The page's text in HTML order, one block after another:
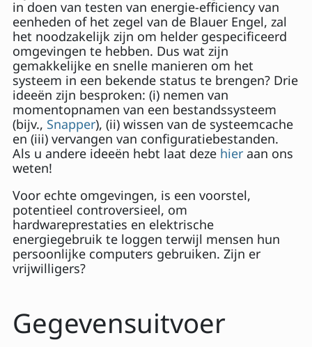
in doen van testen van energie-efficiency van
eenheden of het zegel van de Blauer Engel, zal
het noodzakelijk zijn om helder gespecificeerd
omgevingen te hebben. Dus wat zijn
gemakkelijke en snelle manieren om het
systeem in een bekende status te brengen? Drie
ideeën zijn besproken: (i) nemen van
momentopnamen van een bestandssysteem
(bijv., Snapper), (ii) wissen van de systeemcache
en (iii) vervangen van configuratiebestanden.
Als u andere ideeën hebt laat deze hier aan ons
weten!
Voor echte omgevingen, is een voorstel,
potentieel controversieel, om
hardwareprestaties en elektrische
energiegebruik te loggen terwijl mensen hun
persoonlijke computers gebruiken. Zijn er
vrijwilligers?
Gegevensuitvoer